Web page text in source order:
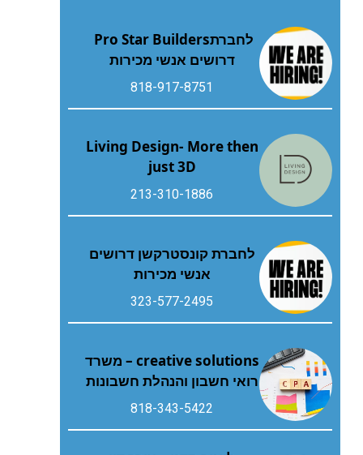
לחברת‭ ‬Pro Star Builders‭
‬דרושים‭ ‬אנשי‭ ‬מכירות
818-917-8751
Living Design- More then
just 3D
213-310-1886
לחברת קונסטרקשן דרושים
אנשי מכירות
323-577-2495
creative solutions – משרד
רואי חשבון והנהלת חשבונות
818-343-5422